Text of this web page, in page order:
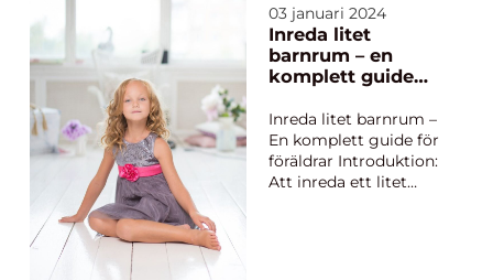
kreativitet och
praktiska kunskaper.
Ett väldesignat
barnrum kan bli en
leka, studera och växa
upp på ett tryggt och
stimulera...
03 januari 2024
Inreda litet
barnrum – en
komplett guide
Inreda litet barnrum –
En komplett guide för
föräldrar Introduktion:
Att inreda ett litet